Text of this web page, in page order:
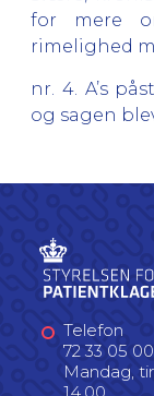
for mere
rimelighed
nr. 4. A’s
og sagen
Telefon
72 33 05 00
Mandag,
14.00